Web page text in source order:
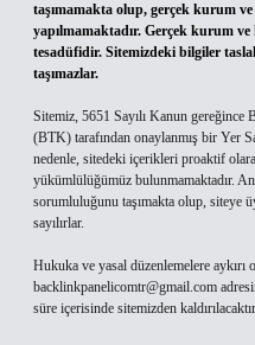
taşımamakta olup, gerçek kurum
yapılmamaktadır. Gerçek kurum
tesadüfidir. Sitemizdeki bilgiler
taşımazlar.
Sitemiz, 5651 Sayılı Kanun
(BTK) tarafından onaylanmış bir Yer
nedenle, sitedeki içerikleri proaktif
yükümlülüğümüz bulunmamaktadır.
sorumluluğunu taşımakta olup, siteye
sayılırlar.
Hukuka ve yasal düzenlemelere
backlinkpanelicomtr@gmail.com
süre içerisinde sitemizden